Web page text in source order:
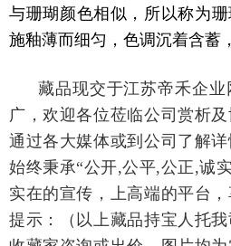
与珊瑚颜色相似，所以称为
施釉薄而细匀，色调沉着含蓄
藏品现交于江苏帝禾企
广，欢迎各位莅临公司赏析
通过各大媒体或到公司了解详
始终秉承“公开,公平,公正,诚
实在的宣传，上高端的平台
提示：（以上藏品持宝人托